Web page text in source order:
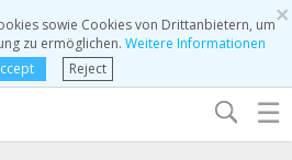
×
sowie Cookies von Drittanbietern, um
zu ermöglichen. Weitere Informationen
Reject
☰